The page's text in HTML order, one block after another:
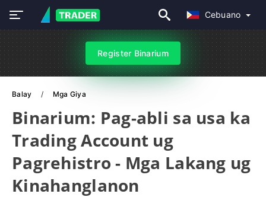
Cebuano
Register Binarium
Balay Mga Giya
Binarium: Pag-abli sa usa ka
Trading Account ug
Pagrehistro - Mga Lakang ug
Kinahanglanon